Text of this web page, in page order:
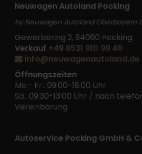
Neuwagen Autoland Pocking
by Neuwagen Autoland Oberbayern
Gewerbering 2, 94060 Pocking
Verkauf +49 8531 910 99 48
info@neuwagenautoland.de
Öffnungszeiten
Mo.- Fr.: 09:00-18:00 Uhr
Sa.: 09:30-13:00 Uhr / nach
Vereinbarung
Autoservice Pocking GmbH &